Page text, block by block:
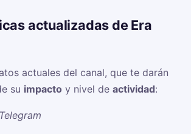
actualizadas de Era
actuales del canal, que te darán
su impacto y nivel de actividad:
Telegram